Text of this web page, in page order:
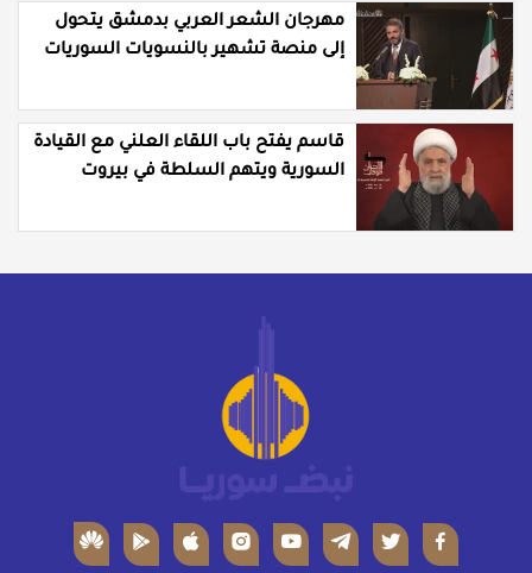
مهرجان الشعر العربي بدمشق يتحول
إلى منصة تشهير بالنسويات السوريات
قاسم يفتح باب اللقاء العلني مع القيادة
السورية ويتهم السلطة في بيروت